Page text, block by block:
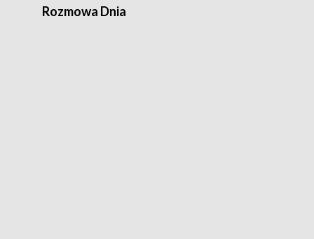
Rozmowa Dnia